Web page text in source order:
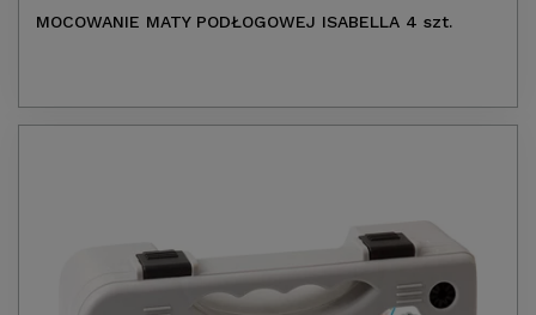
MOCOWANIE MATY PODŁOGOWEJ ISABELLA 4 szt.